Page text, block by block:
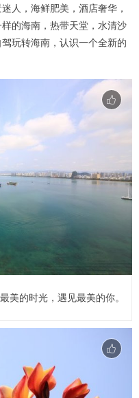
人，海鲜肥美，酒店奢华，
的海南，热带天堂，水清沙
玩转海南，认识一个全新的
美的时光，遇见最美的你。